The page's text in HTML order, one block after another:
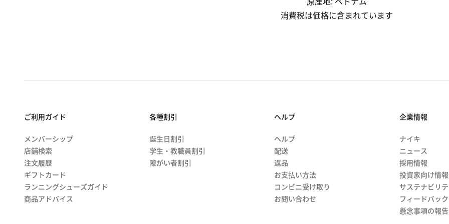
消費税は価格に含まれています
ご利用ガイド
メンバーシップ
店舗検索
注文履歴
ギフトカード
ランニングシューズガイド
商品アドバイス
各種割引
誕生日割引
学生・教職員割引
障がい者割引
ヘルプ
ヘルプ
配送
返品
お支払い方法
コンビニ受け取り
お問い合わせ
企業情報
ナイキ
ニュース
採用情報
投資家向け情報
サステナビリテ
フィードバック
懸念事項の報告